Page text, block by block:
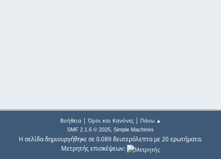
Βοήθεια| Όροι και Κανόνες| Πάνω ▲
SMF 2.1.6 © 2025, Simple Machines
Η σελίδα δημιουργήθηκε σε 0.089 δευτερόλεπτα με 20 ερωτήματα.
Μετρητής επισκέψεων: